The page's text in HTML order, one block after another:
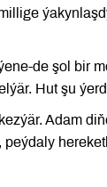
de şol bir
Hut şu
Adam